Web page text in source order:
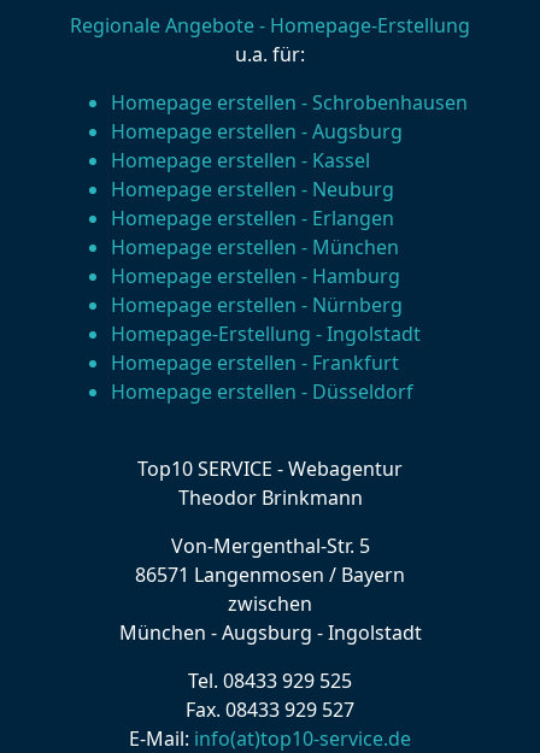
Regionale Angebote - Homepage-Erstellung
u.a. für:
Homepage erstellen - Schrobenhausen
Homepage erstellen - Augsburg
Homepage erstellen - Kassel
Homepage erstellen - Neuburg
Homepage erstellen - Erlangen
Homepage erstellen - München
Homepage erstellen - Hamburg
Homepage erstellen - Nürnberg
Homepage-Erstellung - Ingolstadt
Homepage erstellen - Frankfurt
Homepage erstellen - Düsseldorf
Top10 SERVICE - Webagentur
Theodor Brinkmann
Von-Mergenthal-Str. 5
86571 Langenmosen / Bayern
zwischen
München - Augsburg - Ingolstadt
Tel. 08433 929 525
Fax. 08433 929 527
E-Mail: info(at)top10-service.de